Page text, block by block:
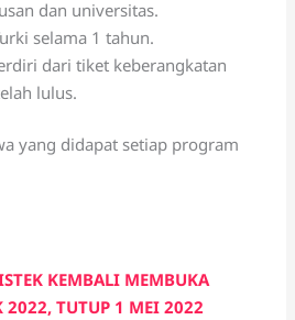
dan universitas.
selama 1 tahun.
dari tiket keberangkatan
lulus.
yang didapat setiap program
KEMBALI MEMBUKA
2022, TUTUP 1 MEI 2022